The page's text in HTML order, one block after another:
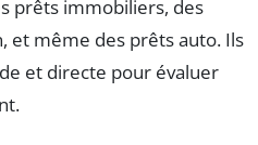
prêts immobiliers, des
et même des prêts auto. Ils
et directe pour évaluer